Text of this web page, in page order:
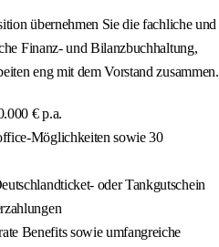
übernehmen Sie die fachliche und
Finanz- und Bilanzbuchhaltung,
eng mit dem Vorstand zusammen.
€ p.a.
Möglichkeiten sowie 30
oder Tankgutschein
Benefits sowie umfangreiche